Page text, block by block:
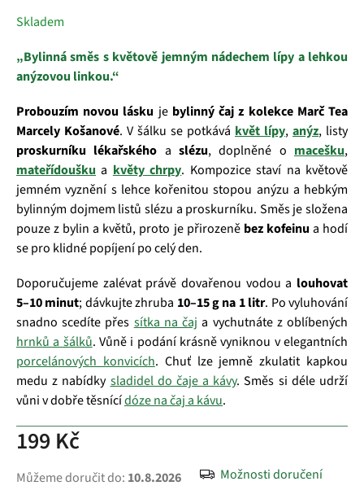
199 Kč
Skladem
Můžeme doručit do: 10.8.2026 Možnosti doručení
„Bylinná směs s květově jemným nádechem lípy a lehkou
anýzovou linkou.“
Probouzím novou lásku je bylinný čaj z kolekce Marč Tea
Marcely Košanové. V šálku se potkává květ lípy, anýz, listy
proskurníku lékařského aslézu, doplněné o macešku,
mateřídoušku a květy chrpy. Kompozice staví na květově
jemném vyznění s lehce kořenitou stopou anýzu a hebkým
bylinným dojmem listů slézu a proskurníku. Směs je složena
pouze z bylin a květů, proto je přirozeně bez kofeinu a hodí
se pro klidné popíjení po celý den.
Doporučujeme zalévat právě dovařenou vodou a louhovat
5–10 minut; dávkujte zhruba 10–15 g na 1 litr. Po vyluhování
snadno scedíte přes sítka na čaj a vychutnáte z oblíbených
hrnků a šálků. Vůně i podání krásně vyniknou v elegantních
porcelánových konvicích. Chuť lze jemně zkulatit kapkou
medu z nabídky sladidel do čaje a kávy. Směs si déle udrží
vůni v dobře těsnícídóze na čaj a kávu.